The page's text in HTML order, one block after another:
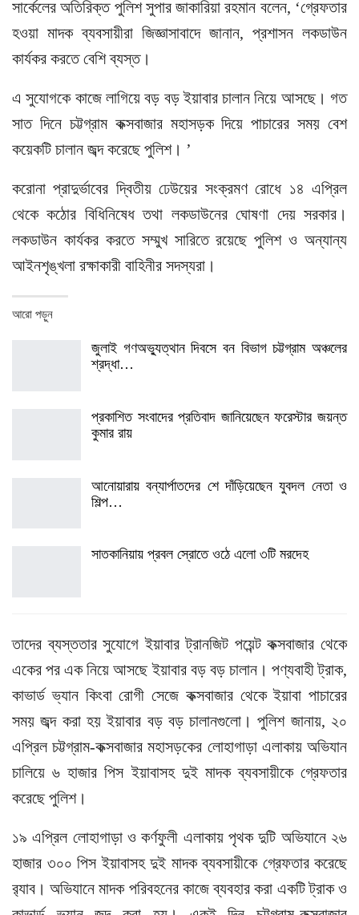
সার্কেলের অতিরিক্ত পুলিশ সুপার জাকারিয়া রহমান বলেন, ‘গ্রেফতার
হওয়া মাদক ব্যবসায়ীরা জিজ্ঞাসাবাদে জানান, প্রশাসন লকডাউন
কার্যকর করতে বেশি ব্যস্ত।
এ সুযোগকে কাজে লাগিয়ে বড় বড় ইয়াবার চালান নিয়ে আসছে। গত
সাত দিনে চট্টগ্রাম কক্সবাজার মহাসড়ক দিয়ে পাচারের সময় বেশ
কয়েকটি চালান জব্দ করেছে পুলিশ। ’
করোনা প্রাদুর্ভাবের দ্বিতীয় ঢেউয়ের সংক্রমণ রোধে ১৪ এপ্রিল
থেকে কঠোর বিধিনিষেধ তথা লকডাউনের ঘোষণা দেয় সরকার।
লকডাউন কার্যকর করতে সম্মুখ সারিতে রয়েছে পুলিশ ও অন্যান্য
আইনশৃঙ্খলা রক্ষাকারী বাহিনীর সদস্যরা।
আরো পড়ুন
জুলাই গণঅভ্যুত্থান দিবসে বন বিভাগ চট্টগ্রাম অঞ্চলের
শ্রদ্ধা…
প্রকাশিত সংবাদের প্রতিবাদ জানিয়েছেন ফরেস্টার জয়ন্ত
কুমার রায়
আনোয়ারায় বন্যার্পাতদের শে দাঁড়িয়েছেন যুবদল নেতা ও
শিল্প…
সাতকানিয়ায় প্রবল স্রোতে ওঠে এলো ৩টি মরদেহ
তাদের ব্যস্ততার সুযোগে ইয়াবার ট্রানজিট পয়েন্ট কক্সবাজার থেকে
একের পর এক নিয়ে আসছে ইয়াবার বড় বড় চালান। পণ্যবাহী ট্রাক,
কাভার্ড ভ্যান কিংবা রোগী সেজে কক্সবাজার থেকে ইয়াবা পাচারের
সময় জব্দ করা হয় ইয়াবার বড় বড় চালানগুলো। পুলিশ জানায়, ২০
এপ্রিল চট্টগ্রাম-কক্সবাজার মহাসড়কের লোহাগাড়া এলাকায় অভিযান
চালিয়ে ৬ হাজার পিস ইয়াবাসহ দুই মাদক ব্যবসায়ীকে গ্রেফতার
করেছে পুলিশ।
১৯ এপ্রিল লোহাগাড়া ও কর্ণফুলী এলাকায় পৃথক দুটি অভিযানে ২৬
হাজার ৩০০ পিস ইয়াবাসহ দুই মাদক ব্যবসায়ীকে গ্রেফতার করেছে
র‌্যাব। অভিযানে মাদক পরিবহনের কাজে ব্যবহার করা একটি ট্রাক ও